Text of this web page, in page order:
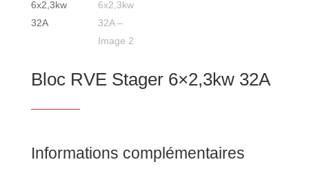
Bloc RVE Stager 6×2,3kw 32A
Informations complémentaires